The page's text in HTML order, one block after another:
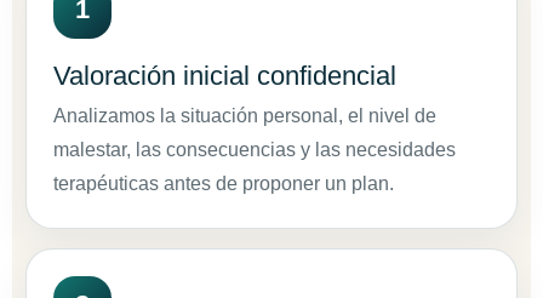
Valoración inicial confidencial
Analizamos la situación personal, el nivel de
malestar, las consecuencias y las necesidades
terapéuticas antes de proponer un plan.